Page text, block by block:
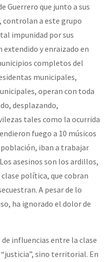
Guerrero que junto a sus
controlan a este grupo
impunidad por sus
extendido y enraizado en
completos del
municipales,
operan con toda
desplazando,
tales como la ocurrida
fuego a 10 músicos
iban a trabajar
asesinos son los ardillos,
política, que cobran
A pesar de lo
ha ignorado el dolor de
influencias entre la clase
sino territorial. En